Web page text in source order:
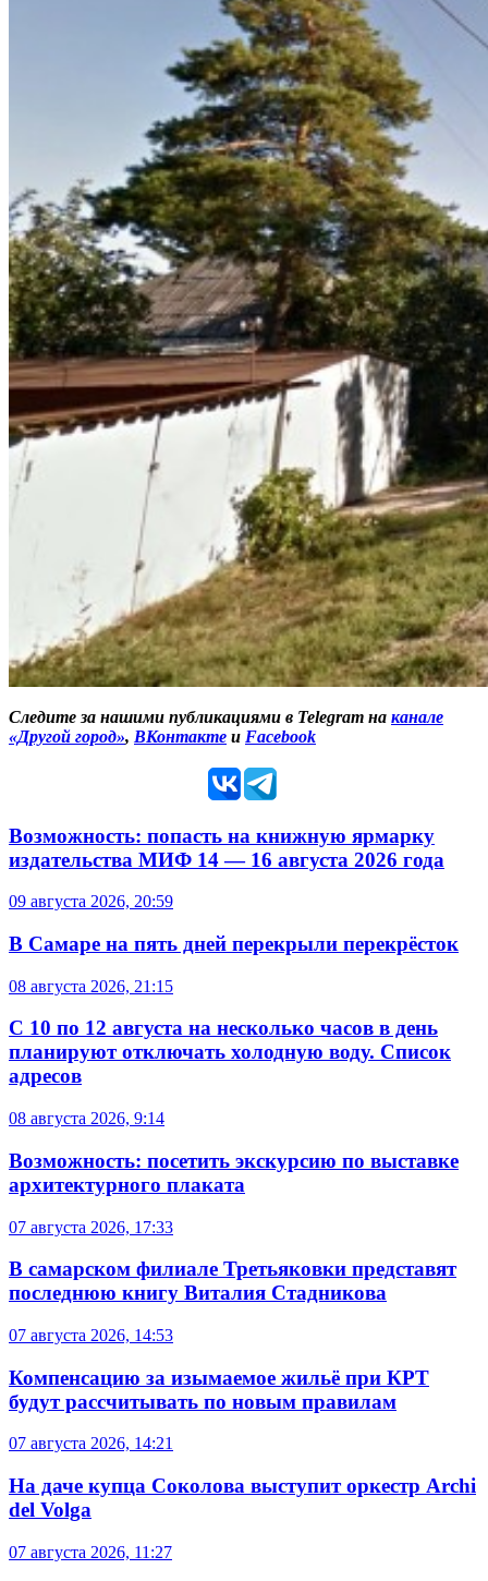
Следите за нашими публикациями в Telegram на канале
«Другой город», ВКонтакте и Facebook
Возможность: попасть на книжную ярмарку
издательства МИФ 14 — 16 августа 2026 года
09 августа 2026, 20:59
В Самаре на пять дней перекрыли перекрёсток
08 августа 2026, 21:15
С 10 по 12 августа на несколько часов в день
планируют отключать холодную воду. Список
адресов
08 августа 2026, 9:14
Возможность: посетить экскурсию по выставке
архитектурного плаката
07 августа 2026, 17:33
В самарском филиале Третьяковки представят
последнюю книгу Виталия Стадникова
07 августа 2026, 14:53
Компенсацию за изымаемое жильё при КРТ
будут рассчитывать по новым правилам
07 августа 2026, 14:21
На даче купца Соколова выступит оркестр Archi
del Volga
07 августа 2026, 11:27